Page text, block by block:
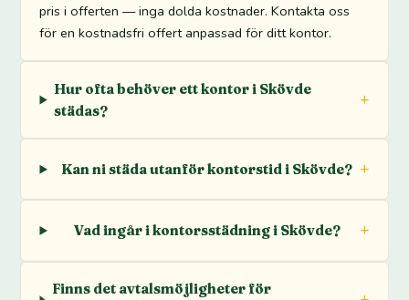
pris i offerten — inga dolda kostnader. Kontakta oss
för en kostnadsfri offert anpassad för ditt kontor.
Hur ofta behöver ett kontor i Skövde
städas?
Kan ni städa utanför kontorstid i Skövde?
Vad ingår i kontorsstädning i Skövde?
Finns det avtalsmöjligheter för